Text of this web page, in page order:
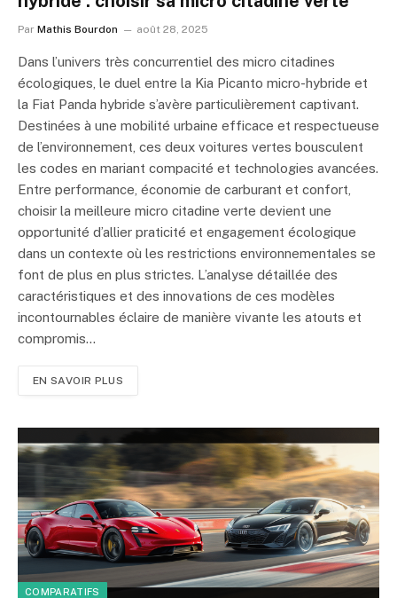
Par Mathis Bourdon août 28, 2025
Dans l’univers très concurrentiel des micro citadines
écologiques, le duel entre la Kia Picanto micro-hybride et
la Fiat Panda hybride s’avère particulièrement captivant.
Destinées à une mobilité urbaine efficace et respectueuse
de l’environnement, ces deux voitures vertes bousculent
les codes en mariant compacité et technologies avancées.
Entre performance, économie de carburant et confort,
choisir la meilleure micro citadine verte devient une
opportunité d’allier praticité et engagement écologique
dans un contexte où les restrictions environnementales se
font de plus en plus strictes. L’analyse détaillée des
caractéristiques et des innovations de ces modèles
incontournables éclaire de manière vivante les atouts et
compromis…
EN SAVOIR PLUS
COMPARATIFS